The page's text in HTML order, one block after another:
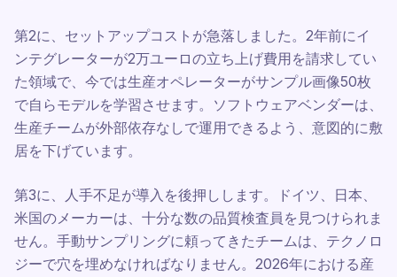
第2に、セットアップコストが急落しました。2年前にイ
ンテグレーターが2万ユーロの立ち上げ費用を請求してい
た領域で、今では生産オペレーターがサンプル画像50枚
で自らモデルを学習させます。ソフトウェアベンダーは、
生産チームが外部依存なしで運用できるよう、意図的に敷
居を下げています。
第3に、人手不足が導入を後押しします。ドイツ、日本、
米国のメーカーは、十分な数の品質検査員を見つけられま
せん。手動サンプリングに頼ってきたチームは、テクノロ
ジーで穴を埋めなければなりません。2026年における産